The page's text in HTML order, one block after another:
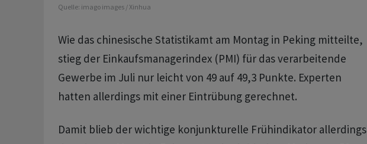
Quelle: imago images / Xinhua
Wie das chinesische Statistikamt am Montag in Peking mitteilte,
stieg der Einkaufsmanagerindex (PMI) für das verarbeitende
Gewerbe im Juli nur leicht von 49 auf 49,3 Punkte. Experten
hatten allerdings mit einer Eintrübung gerechnet.
Damit blieb der wichtige konjunkturelle Frühindikator allerdings